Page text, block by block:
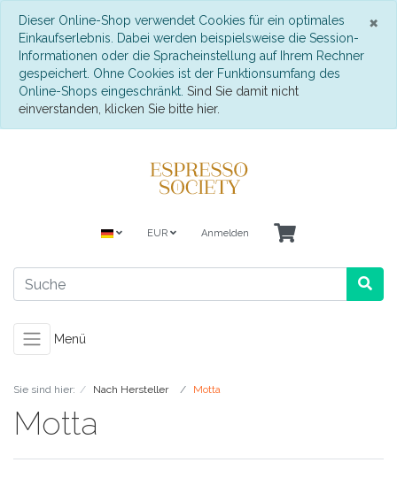
×
Dieser Online-Shop verwendet Cookies für ein optimales
Einkaufserlebnis. Dabei werden beispielsweise die Session-
Informationen oder die Spracheinstellung auf Ihrem Rechner
gespeichert. Ohne Cookies ist der Funktionsumfang des
Online-Shops eingeschränkt. Sind Sie damit nicht
einverstanden, klicken Sie bitte hier.
EUR Anmelden
Menü
Sie sind hier: Nach Hersteller Motta
Motta